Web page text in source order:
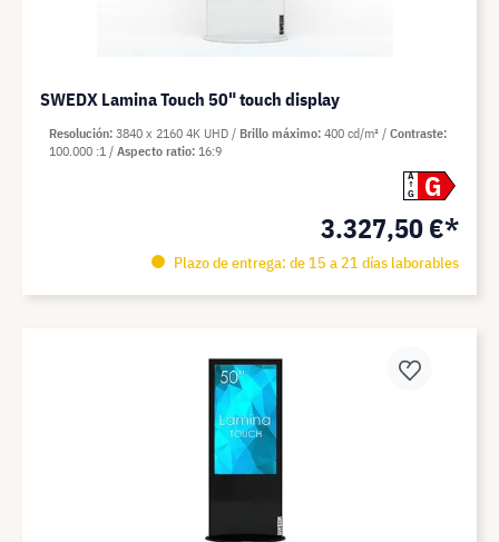
SWEDX Lamina Touch 50" touch display
A
G
G
3.327,50 €*
Plazo de entrega: de 15 a 21 días laborables
Resolución 3840 x 2160 4K UHD Brillo máximo 400 cd/m²
Contraste
100.000 :1
Aspecto ratio 16:9